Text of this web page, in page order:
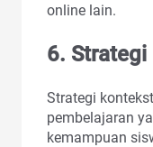
online lain.
6.
Strategi
pembelajaran
kemampuan